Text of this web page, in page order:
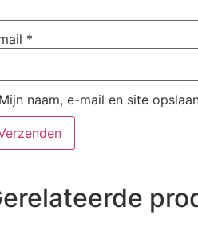
*
Mijn naam, e-mail en site